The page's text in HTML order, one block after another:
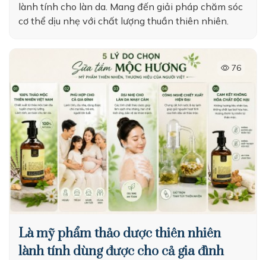
lành tính cho làn da. Mang đến giải pháp chăm sóc
cơ thể dịu nhẹ với chất lượng thuần thiên nhiên.
76
Là mỹ phẩm thảo dược thiên nhiên
lành tính dùng được cho cả gia đình